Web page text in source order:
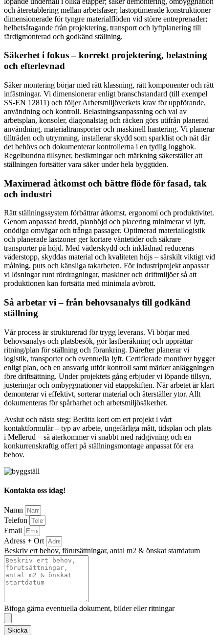
och återetablering mellan arbetsfaser; lastoptimerade konstruktioner
dimensionerade för tyngre materialflöden vid större entreprenader;
helhetsåtagande från projektering, transport och lyftplanering till
färdigmonterad och godkänd ställning.
Säkerhet i fokus – korrekt projektering, belastning
och efterlevnad
Säker montering börjar med rätt klassning, rätt komponenter och rätt
infästningar. Vi dimensionerar enligt branschstandard (till exempel
SS-EN 12811) och följer Arbetsmiljöverkets krav för uppförande,
användning och kontroll. Belastningsanpassning och val av
arbetsplan, konsoler, diagonalstag och räcken görs utifrån planerad
användning, materialtransporter och maskinell hantering. Vi planerar
tillträden och utrymning, installerar skydd som sparklist och nät där
det behövs och dokumenterar kontrollerna i en tydlig loggbok.
Regelbundna tillsyner, besiktningar och märkning säkerställer att
ställningen fortsätter vara säker under hela byggtiden.
Maximerad åtkomst och bättre flöde för fasad, tak
och industri
Rätt ställningssystem förbättrar åtkomst, ergonomi och produktivitet.
Genom anpassad bredd, planhöjd och placering minimerar vi lyft,
onödiga omvägar och trånga passager. Optimerad materiallogistik
och planerade lastzoner ger kortare väntetider och säkrare
transporter på höjd. Med väderskydd och inklädnad reduceras
väderstopp, skyddas material och kvaliteten höjs – särskilt viktigt vid
målning, puts och känsliga takarbeten. För industriprojekt anpassar
vi lösningar runt rördragningar, maskiner och driftmiljöer så att
produktionen kan fortsätta med minimala avbrott.
Så arbetar vi – från behovsanalys till godkänd
ställning
Vår process är strukturerad för trygg leverans. Vi börjar med
behovsanalys och platsbesök, gör lastberäkning och upprättar
ritning/plan för ställning och förankring. Därefter planerar vi
logistik, transporter och eventuella lyft. Certifierade montörer bygger
enligt plan, och en ansvarig utför kontroll samt märker anläggningen
före driftsättning. Under projektets gång erbjuder vi löpande tillsyn,
justeringar och ombyggnationer vid etappskiften. När arbetet är klart
demonterar vi effektivt, sorterar material och återställer ytor. Allt
dokumenteras för spårbarhet och arbetsmiljösäkerhet.
Avslut och nästa steg: Berätta kort om ert projekt i vårt
kontaktformulär – typ av arbete, ungefärliga mått, tidsplan och plats
i Mellerud – så återkommer vi snabbt med rådgivning och en
konkurrenskraftig offert på ställningsmontage anpassat för era
behov.
Kontakta oss idag!
Namn
Telefon
Email
Adress + Ort
Beskriv ert behov, förutsättningar, antal m2 & önskat startdatum
Bifoga gärna eventuella dokument, bilder eller ritningar
Skicka